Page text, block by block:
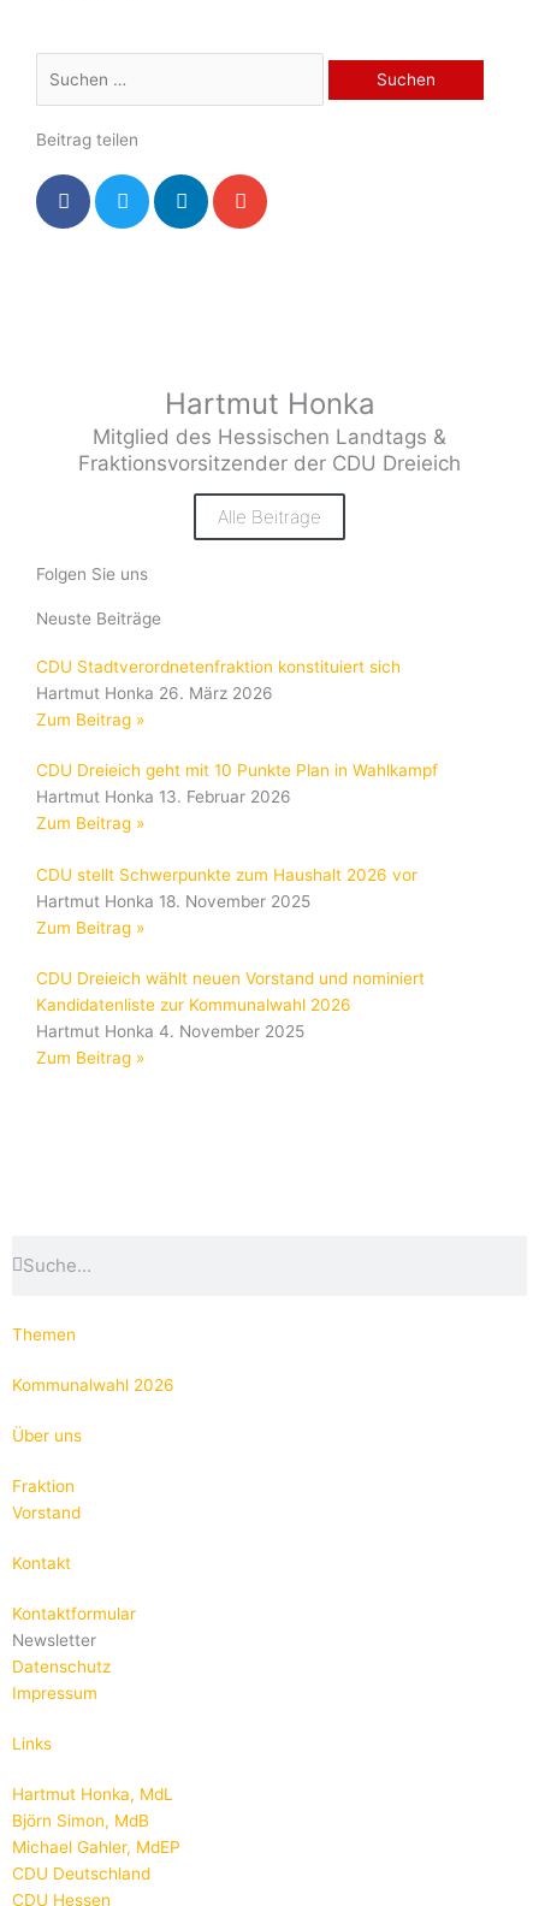
nach:
Beitrag teilen
Hartmut Honka
Mitglied des Hessischen Landtags &
Fraktionsvorsitzender der CDU Dreieich
Alle Beiträge
Folgen Sie uns
Neuste Beiträge
CDU Stadtverordnetenfraktion konstituiert sich
Hartmut Honka 26. März 2026
Zum Beitrag »
CDU Dreieich geht mit 10 Punkte Plan in Wahlkampf
Hartmut Honka 13. Februar 2026
Zum Beitrag »
CDU stellt Schwerpunkte zum Haushalt 2026 vor
Hartmut Honka 18. November 2025
Zum Beitrag »
CDU Dreieich wählt neuen Vorstand und nominiert
Kandidatenliste zur Kommunalwahl 2026
Hartmut Honka 4. November 2025
Zum Beitrag »
Themen
Kommunalwahl 2026
Über uns
Fraktion
Vorstand
Kontakt
Kontaktformular
Newsletter
Datenschutz
Impressum
Links
Hartmut Honka, MdL
Björn Simon, MdB
Michael Gahler, MdEP
CDU Deutschland
CDU Hessen